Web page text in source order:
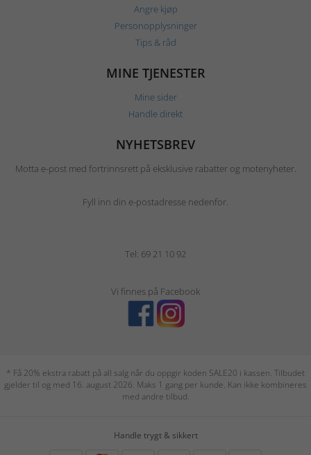
Angre kjøp
Personopplysninger
Tips & råd
MINE TJENESTER
Mine sider
Handle direkt
NYHETSBREV
Motta e-post med fortrinnsrett på eksklusive rabatter og motenyheter.
Fyll inn din e-postadresse nedenfor.
Tel: 69 21 10 92
Vi finnes på Facebook
* Få 20% ekstra rabatt på all salg når du oppgir koden SALE20 i kassen. Tilbudet
gjelder til og med 16. august 2026. Maks 1 gang per kunde. Kan ikke kombineres
med andre tilbud.
Handle trygt & sikkert